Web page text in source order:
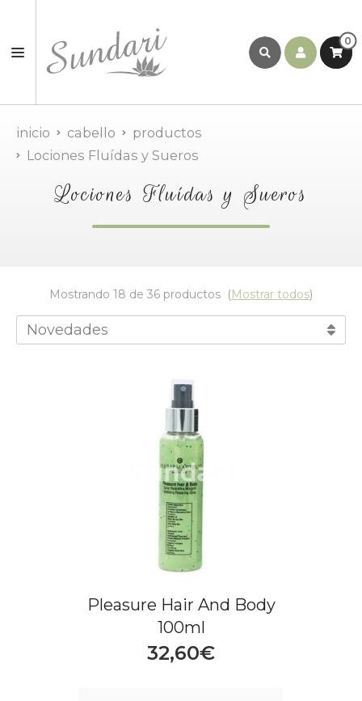
0
inicio cabello
productos
Lociones Fluídas y Sueros
Lociones Fluídas y Sueros
Mostrando 18 de 36 productos (Mostrar todos)
Pleasure Hair And Body
100ml
32,60€